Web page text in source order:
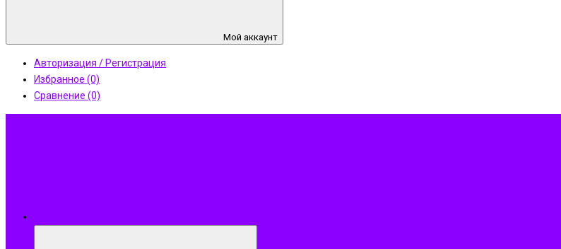
Мой аккаунт
Авторизация / Регистрация
Избранное (0)
Сравнение (0)